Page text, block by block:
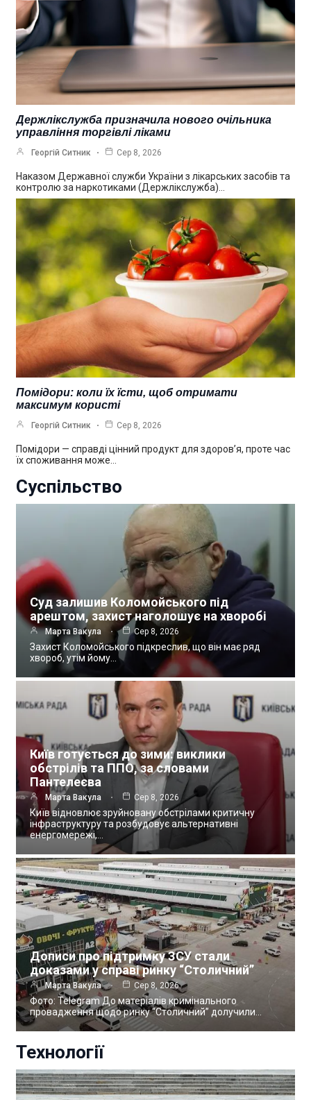
Держлікслужба призначила нового очільника
управління торгівлі ліками
Георгій Ситник Сер 8, 2026
Наказом Державної служби України з лікарських засобів та
контролю за наркотиками (Держлікслужба)…
Помідори: коли їх їсти, щоб отримати
максимум користі
Георгій Ситник Сер 8, 2026
Помідори — справді цінний продукт для здоров’я, проте час
їх споживання може…
Суспільство
Суд залишив Коломойського під
арештом, захист наголошує на хворобі
Марта Вакула Сер 8, 2026
Захист Коломойського підкреслив, що він має ряд
хвороб, утім йому…
Київ готується до зими: виклики
обстрілів та ППО, за словами
Пантелеєва
Марта Вакула Сер 8, 2026
Київ відновлює зруйновану обстрілами критичну
інфраструктуру та розбудовує альтернативні
енергомережі,…
Дописи про підтримку ЗСУ стали
доказами у справі ринку “Столичний”
Марта Вакула Сер 8, 2026
Фото: Telegram До матеріалів кримінального
провадження щодо ринку “Столичний” долучили…
Технології